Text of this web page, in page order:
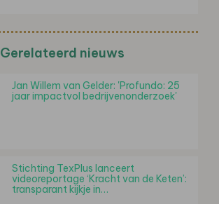
Gerelateerd nieuws
Jan Willem van Gelder: 'Profundo: 25
jaar impactvol bedrijvenonderzoek'
Stichting TexPlus lanceert
videoreportage ‘Kracht van de Keten’:
transparant kijkje in…